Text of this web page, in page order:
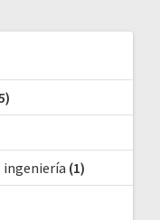
ingeniería (1)